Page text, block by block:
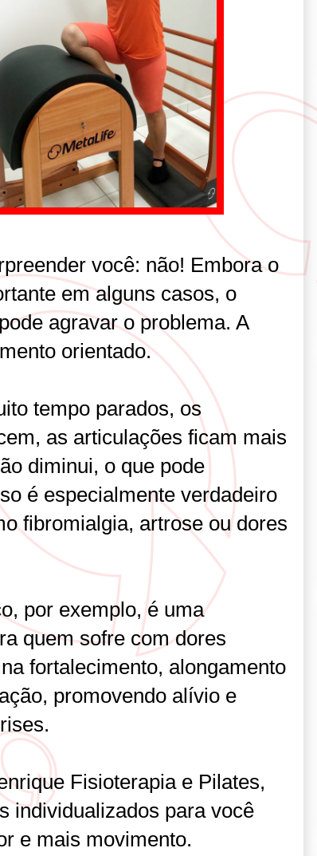
você: não! Embora o
em alguns casos, o
agravar o problema. A
orientado.
tempo parados, os
as articulações ficam mais
diminui, o que pode
é especialmente verdadeiro
fibromialgia, artrose ou dores
por exemplo, é uma
quem sofre com dores
fortalecimento, alongamento
promovendo alívio e
Fisioterapia e Pilates,
individualizados para você
e mais movimento.